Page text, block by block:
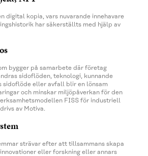
digital kopia, vars nuvarande innehavare
har säkerställts med hjälp av
bygger på samarbete där företag
sidoflöden, teknologi, kunnande
sidoflöde eller avfall blir en lönsam
och minskar miljöpåverkan för den
FISS för industriell
av Motiva.
strävar efter att tillsammans skapa
eller forskning eller annars